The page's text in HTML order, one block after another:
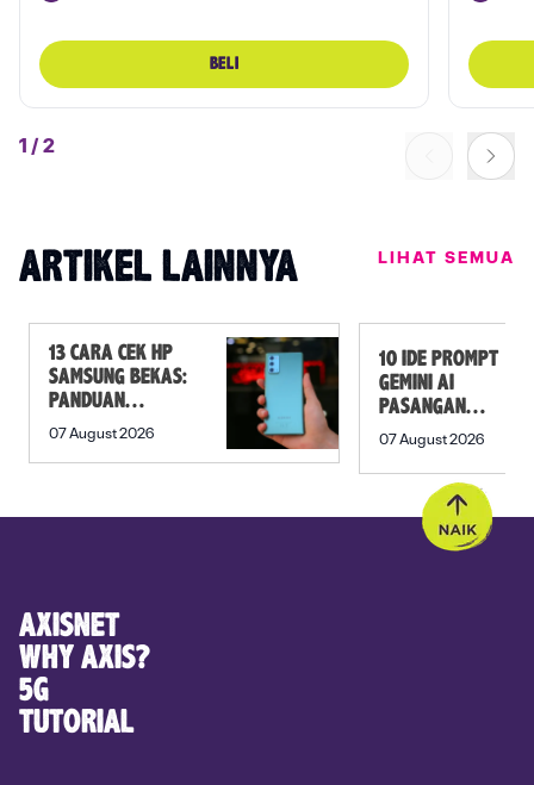
BELI
1 / 2
ARTIKEL LAINNYA LIHAT SEMUA
13 CARA CEK HP
SAMSUNG BEKAS:
PANDUAN
SEBELUM
07 August 2026
10 IDE PROMPT
GEMINI AI
PASANGAN
PREWEDDING
07 August 2026
AXISNET
WHY AXIS?
5G
TUTORIAL